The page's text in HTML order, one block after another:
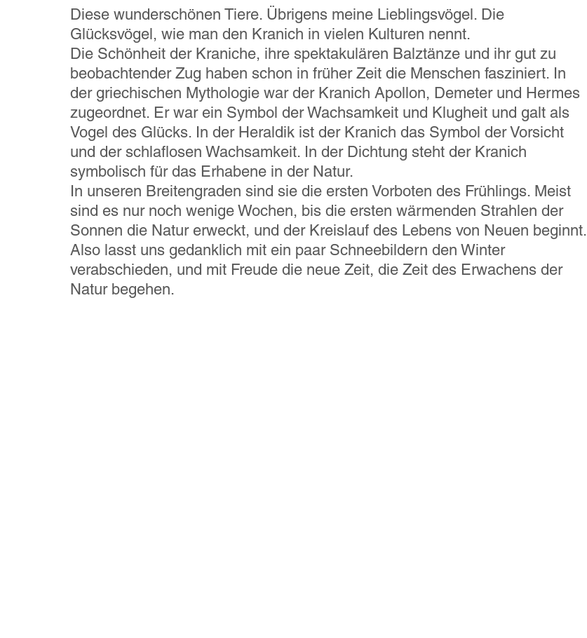
Diese wunderschönen Tiere. Übrigens meine Lieblingsvögel. Die
Glücksvögel, wie man den Kranich in vielen Kulturen nennt.
Die Schönheit der Kraniche, ihre spektakulären Balztänze und ihr gut zu
beobachtender Zug haben schon in früher Zeit die Menschen fasziniert. In
der griechischen Mythologie war der Kranich Apollon, Demeter und Hermes
zugeordnet. Er war ein Symbol der Wachsamkeit und Klugheit und galt als
Vogel des Glücks. In der Heraldik ist der Kranich das Symbol der Vorsicht
und der schlaflosen Wachsamkeit. In der Dichtung steht der Kranich
symbolisch für das Erhabene in der Natur.
In unseren Breitengraden sind sie die ersten Vorboten des Frühlings. Meist
sind es nur noch wenige Wochen, bis die ersten wärmenden Strahlen der
Sonnen die Natur erweckt, und der Kreislauf des Lebens von Neuen beginnt.
Also lasst uns gedanklich mit ein paar Schneebildern den Winter
verabschieden, und mit Freude die neue Zeit, die Zeit des Erwachens der
Natur begehen.